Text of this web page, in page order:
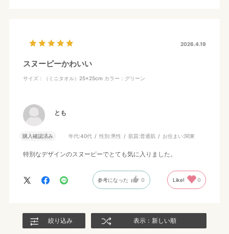
2026.4.19
スヌーピーかわいい
サイズ：（ミニタオル）25×25cm カラー：グリーン
とも
購入確認済み 年代:40代 性別:男性 肌質:普通肌 お住まい:関東
特別なデザインのスヌーピーでとても気に入りました。
参考になった 0 Like! 0
絞り込み 表示：新しい順